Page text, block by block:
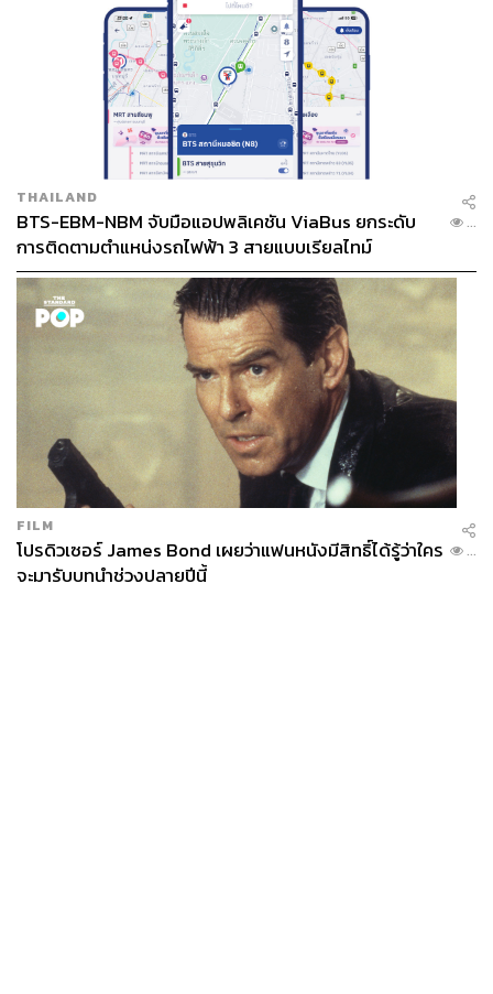
THAILAND
BTS-EBM-NBM จับมือแอปพลิเคชัน ViaBus ยกระดับ
การติดตามตำแหน่งรถไฟฟ้า 3 สายแบบเรียลไทม์
...
FILM
โปรดิวเซอร์ James Bond เผยว่าแฟนหนังมีสิทธิ์ได้รู้ว่าใคร
จะมารับบทนำช่วงปลายปีนี้
...